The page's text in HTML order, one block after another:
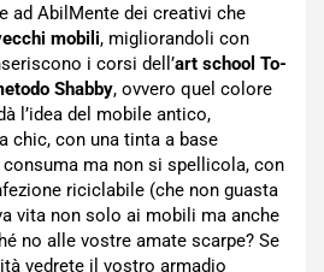
ad AbilMente dei creativi che
mobili, migliorandoli con
i corsi dell’art school To-
Shabby, ovvero quel colore
l’idea del mobile antico,
chic, con una tinta a base
ma non si spellicola, con
riciclabile (che non guasta
vita non solo ai mobili ma anche
no alle vostre amate scarpe? Se
vedrete il vostro armadio